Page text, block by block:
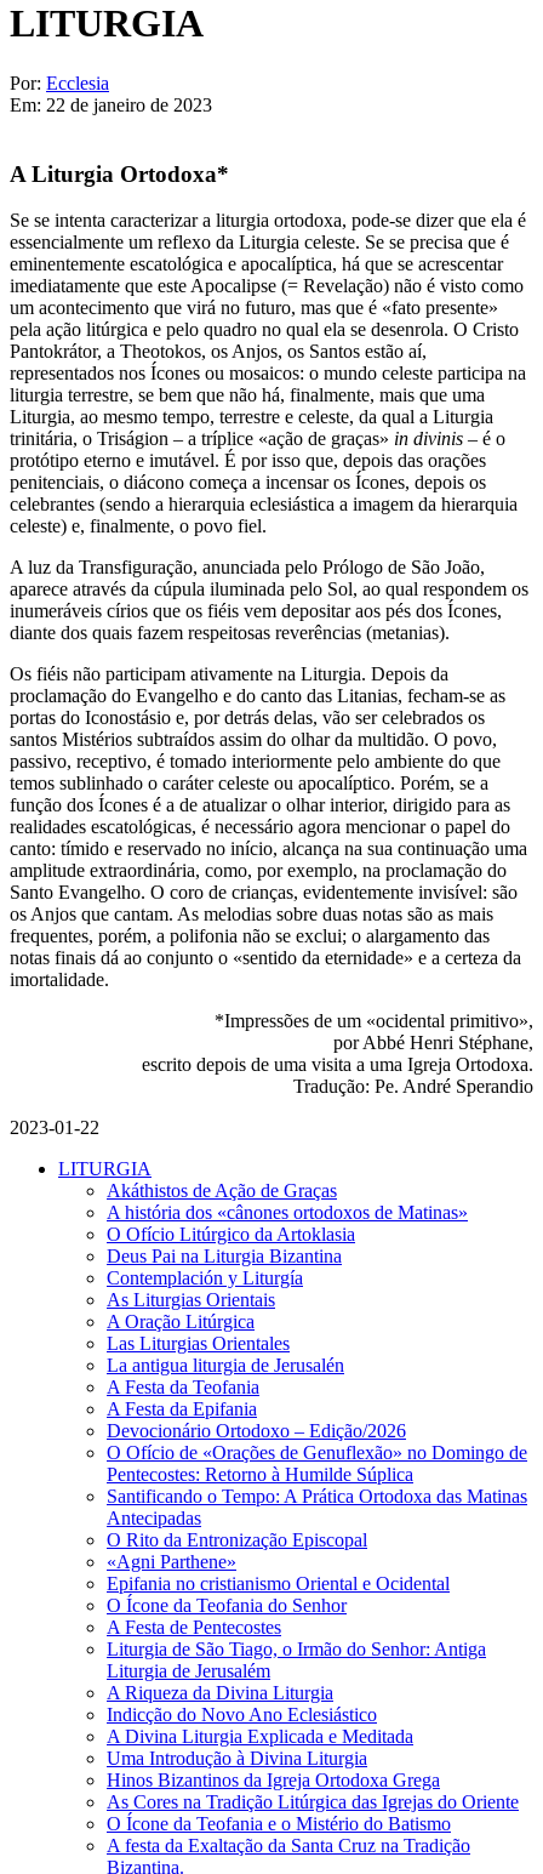
LITURGIA
Por: Ecclesia
Em: 22 de janeiro de 2023
A Liturgia Ortodoxa*
Se se intenta caracterizar a liturgia ortodoxa, pode-se dizer que ela é
essencialmente um reflexo da Liturgia celeste. Se se precisa que é
eminentemente escatológica e apocalíptica, há que se acrescentar
imediatamente que este Apocalipse (= Revelação) não é visto como
um acontecimento que virá no futuro, mas que é «fato presente»
pela ação litúrgica e pelo quadro no qual ela se desenrola. O Cristo
Pantokrátor, a Theotokos, os Anjos, os Santos estão aí,
representados nos Ícones ou mosaicos: o mundo celeste participa na
liturgia terrestre, se bem que não há, finalmente, mais que uma
Liturgia, ao mesmo tempo, terrestre e celeste, da qual a Liturgia
trinitária, o Triságion – a tríplice «ação de graças» in divinis – é o
protótipo eterno e imutável. É por isso que, depois das orações
penitenciais, o diácono começa a incensar os Ícones, depois os
celebrantes (sendo a hierarquia eclesiástica a imagem da hierarquia
celeste) e, finalmente, o povo fiel.
A luz da Transfiguração, anunciada pelo Prólogo de São João,
aparece através da cúpula iluminada pelo Sol, ao qual respondem os
inumeráveis círios que os fiéis vem depositar aos pés dos Ícones,
diante dos quais fazem respeitosas reverências (metanias).
Os fiéis não participam ativamente na Liturgia. Depois da
proclamação do Evangelho e do canto das Litanias, fecham-se as
portas do Iconostásio e, por detrás delas, vão ser celebrados os
santos Mistérios subtraídos assim do olhar da multidão. O povo,
passivo, receptivo, é tomado interiormente pelo ambiente do que
temos sublinhado o caráter celeste ou apocalíptico. Porém, se a
função dos Ícones é a de atualizar o olhar interior, dirigido para as
realidades escatológicas, é necessário agora mencionar o papel do
canto: tímido e reservado no início, alcança na sua continuação uma
amplitude extraordinária, como, por exemplo, na proclamação do
Santo Evangelho. O coro de crianças, evidentemente invisível: são
os Anjos que cantam. As melodias sobre duas notas são as mais
frequentes, porém, a polifonia não se exclui; o alargamento das
notas finais dá ao conjunto o «sentido da eternidade» e a certeza da
imortalidade.
*Impressões de um «ocidental primitivo»,
por Abbé Henri Stéphane,
escrito depois de uma visita a uma Igreja Ortodoxa.
Tradução: Pe. André Sperandio
2023-01-22
LITURGIA
Akáthistos de Ação de Graças
A história dos «cânones ortodoxos de Matinas»
O Ofício Litúrgico da Artoklasia
Deus Pai na Liturgia Bizantina
Contemplación y Liturgía
As Liturgias Orientais
A Oração Litúrgica
Las Liturgias Orientales
La antigua liturgia de Jerusalén
A Festa da Teofania
A Festa da Epifania
Devocionário Ortodoxo – Edição/2026
O Ofício de «Orações de Genuflexão» no Domingo de
Pentecostes: Retorno à Humilde Súplica
Santificando o Tempo: A Prática Ortodoxa das Matinas
Antecipadas
O Rito da Entronização Episcopal
«Agni Parthene»
Epifania no cristianismo Oriental e Ocidental
O Ícone da Teofania do Senhor
A Festa de Pentecostes
Liturgia de São Tiago, o Irmão do Senhor: Antiga
Liturgia de Jerusalém
A Riqueza da Divina Liturgia
Indicção do Novo Ano Eclesiástico
A Divina Liturgia Explicada e Meditada
Uma Introdução à Divina Liturgia
Hinos Bizantinos da Igreja Ortodoxa Grega
As Cores na Tradição Litúrgica das Igrejas do Oriente
O Ícone da Teofania e o Mistério do Batismo
A festa da Exaltação da Santa Cruz na Tradição
Bizantina.